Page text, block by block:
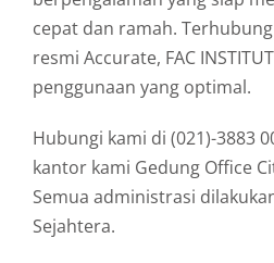
cepat dan ramah.
resmi Accurate, FAC
penggunaan yang optimal.
Hubungi kami di (021)-3883
kantor kami Gedung Office
Semua administrasi
Sejahtera.